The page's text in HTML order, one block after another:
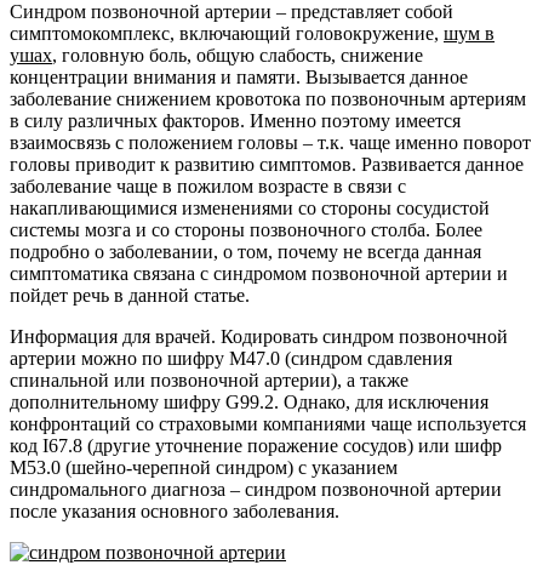
Синдром позвоночной артерии – представляет собой
симптомокомплекс, включающий головокружение, шум в
ушах, головную боль, общую слабость, снижение
концентрации внимания и памяти. Вызывается данное
заболевание снижением кровотока по позвоночным артериям
в силу различных факторов. Именно поэтому имеется
взаимосвязь с положением головы – т.к. чаще именно поворот
головы приводит к развитию симптомов. Развивается данное
заболевание чаще в пожилом возрасте в связи с
накапливающимися изменениями со стороны сосудистой
системы мозга и со стороны позвоночного столба. Более
подробно о заболевании, о том, почему не всегда данная
симптоматика связана с синдромом позвоночной артерии и
пойдет речь в данной статье.
Информация для врачей. Кодировать синдром позвоночной
артерии можно по шифру M47.0 (синдром сдавления
спинальной или позвоночной артерии), а также
дополнительному шифру G99.2. Однако, для исключения
конфронтаций со страховыми компаниями чаще используется
код I67.8 (другие уточнение поражение сосудов) или шифр
M53.0 (шейно-черепной синдром) с указанием
синдромального диагноза – синдром позвоночной артерии
после указания основного заболевания.